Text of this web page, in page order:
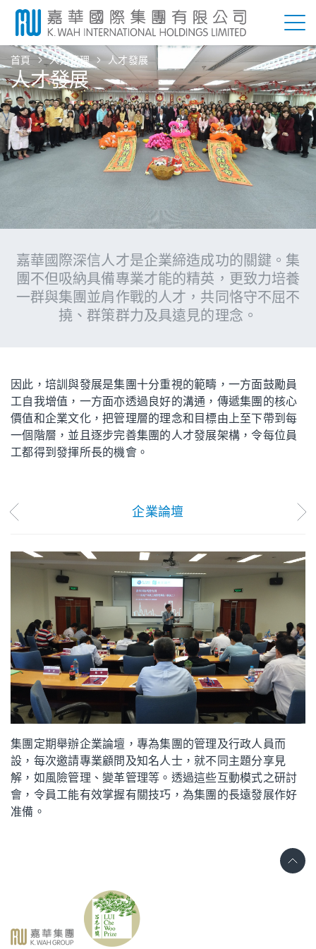
首頁 人力管理 人才發展
人才發展
嘉華國際深信人才是企業締造成功的關鍵。集
團不但吸納具備專業才能的精英，更致力培養
一群與集團並肩作戰的人才，共同恪守不屈不
撓、群策群力及具遠見的理念。
因此，培訓與發展是集團十分重視的範疇，一方面鼓勵員
工自我增值，一方面亦透過良好的溝通，傳遞集團的核心
價值和企業文化，把管理層的理念和目標由上至下帶到每
一個階層，並且逐步完善集團的人才發展架構，令每位員
工都得到發揮所長的機會。
企業論壇
集團定期舉辦企業論壇，專為集團的管理及行政人員而
設，每次邀請專業顧問及知名人士，就不同主題分享見
解，如風險管理、變革管理等。透過這些互動模式之研討
會，令員工能有效掌握有關技巧，為集團的長遠發展作好
准備。